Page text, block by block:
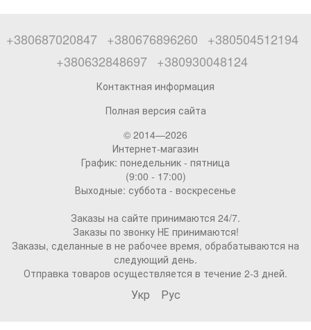
+380687020847 +380676896260
+380504512194
+380632848697 +380930048124
Контактная информация
Полная версия сайта
© 2014—2026
Интернет-магазин
График: понедельник - пятница
(9:00 - 17:00)
Выходные: суббота - воскресенье
Заказы на сайте принимаются 24/7.
Заказы по звонку НЕ принимаются!
Заказы, сделанные в не рабочее время, обрабатываются на
следующий день.
Отправка товаров осуществляется в течение 2-3 дней.
Укр Рус